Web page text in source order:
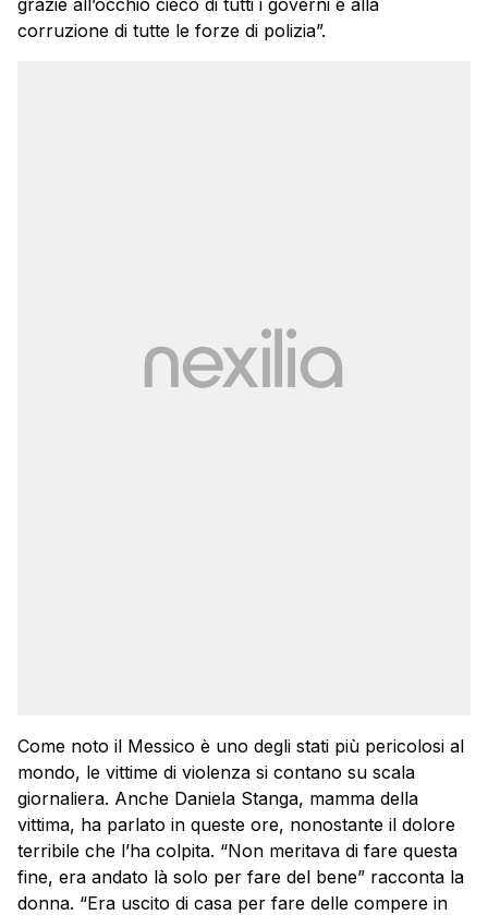
corruzione di tutte le forze di polizia”.
Come noto il Messico è uno degli stati più pericolosi al
mondo, le vittime di violenza si contano su scala
giornaliera. Anche Daniela Stanga, mamma della
vittima, ha parlato in queste ore, nonostante il dolore
terribile che l’ha colpita. “Non meritava di fare questa
fine, era andato là solo per fare del bene” racconta la
donna. “Era uscito di casa per fare delle compere in